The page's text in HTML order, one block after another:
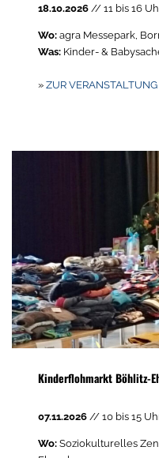
18.10.2026 // 11 bis 16
Wo: agra Messepark,
Was: Kinder- &
»ZUR VERANSTALTUNG
Kinderflohmarkt Böhlitz-
07.11.2026 // 10 bis 15
Wo: Soziokulturelles